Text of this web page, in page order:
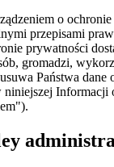
o
przepisami
prywatności
gromadzi,
Państwa dane
niniejszej Informacji